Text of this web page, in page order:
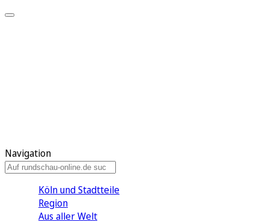
Navigation
Köln und Stadtteile
Region
Aus aller Welt